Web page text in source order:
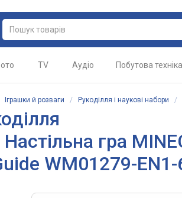
TV Аудіо Побутова техніка
Іграшки й розваги / Рукоділля і наукові набори /
гра
WM01279-EN1-